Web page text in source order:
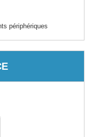
périphériques